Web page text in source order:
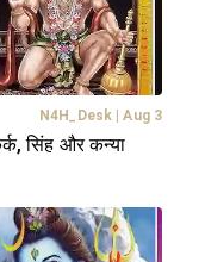
N4H_Desk Aug 3
सिंह और कन्या